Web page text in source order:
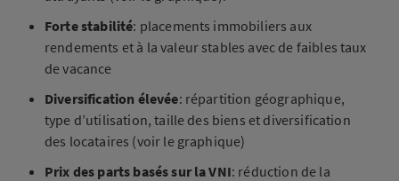
Forte stabilité: placements immobiliers aux
rendements et à la valeur stables avec de faibles taux
de vacance
Diversification élevée: répartition géographique,
type d’utilisation, taille des biens et diversification
des locataires (voir le graphique)
Prix des parts basés sur la VNI: réduction de la